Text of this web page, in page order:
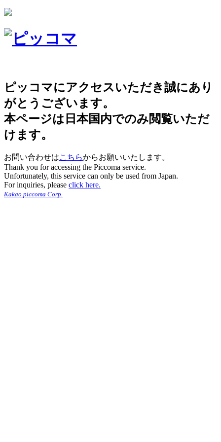
ピッコマにアクセスいただき誠にあり
がとうございます。
本ページは日本国内でのみ閲覧いただ
けます。
お問い合わせはこちらからお願いいたします。
Thank you for accessing the Piccoma service.
Unfortunately, this service can only be used from Japan.
For inquiries, please click here.
Kakao piccoma Corp.